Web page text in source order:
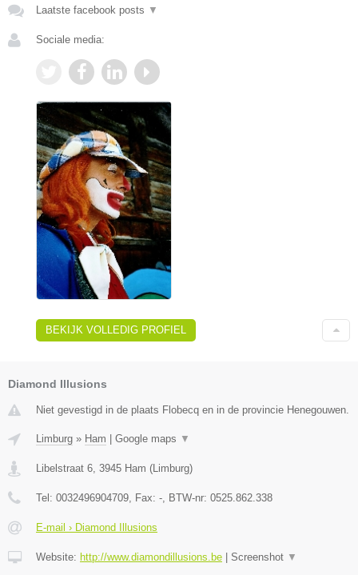
Laatste facebook posts ▼
Sociale media:
BEKIJK VOLLEDIG PROFIEL
Diamond Illusions
Niet gevestigd in de plaats Flobecq en in de provincie Henegouwen.
Limburg » Ham Google maps ▼
Libelstraat 6 3945 Ham ( Limburg)
Tel: 0032496904709 , Fax: - , BTW-nr: 0525.862.338
E-mail › Diamond Illusions
Website: http://www.diamondillusions.be Screenshot ▼